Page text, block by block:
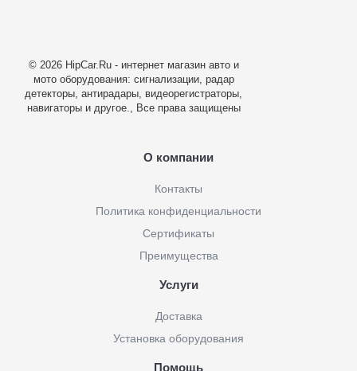
© 2026 HipCar.Ru - интернет магазин авто и
мото оборудования: сигнализации, радар
детекторы, антирадары, видеорегистраторы,
навигаторы и другое., Все права защищены
О компании
Контакты
Политика конфиденциальности
Сертификаты
Преимущества
Услуги
Доставка
Установка оборудования
Помощь